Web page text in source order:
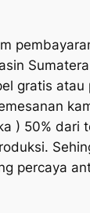
gratis atau
) 50% dari
percaya